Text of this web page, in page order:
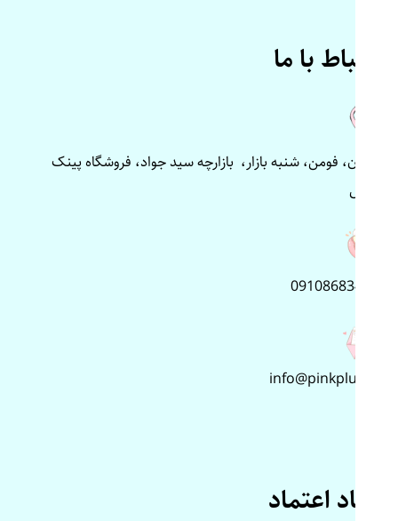
ارتباط با ما
گیلان، فومن، شنبه بازار، بازارچه سید جواد، فروشگاه پینک
پلاس
09108683499
info@pinkplus.ir
نماد اعتماد